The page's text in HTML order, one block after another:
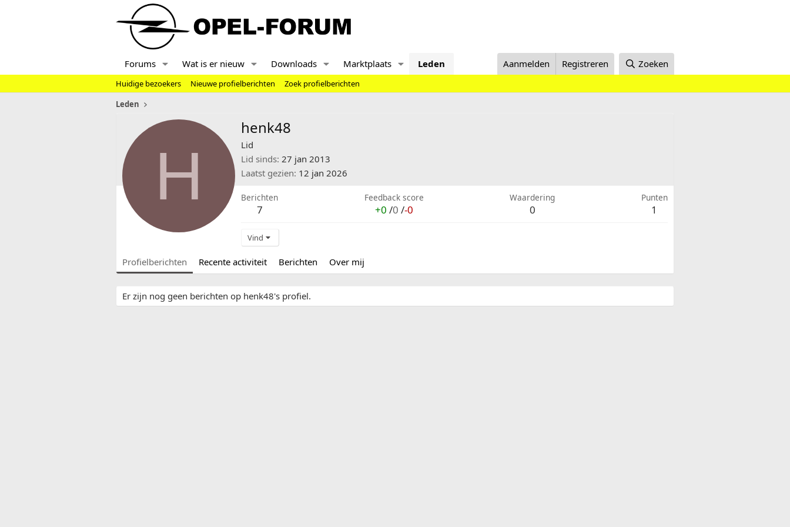
Forums Wat is er nieuw Downloads Marktplaats Leden Aanmelden Registreren Zoeken
Huidige bezoekers Nieuwe profielberichten
Zoek profielberichten
Leden
H
henk48
Lid
Lid sinds 27 jan 2013
Laatst gezien 12 jan 2026
Berichten
7
Feedback score
+0 /0 /-0
Waardering
0
Punten
1
Vind
Profielberichten Recente activiteit Berichten Over mij
Er zijn nog geen berichten op henk48's profiel.